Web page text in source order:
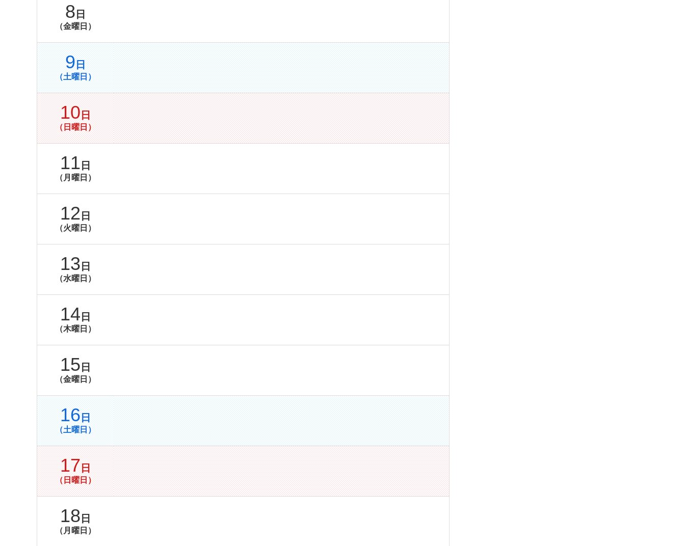
8 日
（金曜日）
9 日
（土曜日）
10 日
（日曜日）
11 日
（月曜日）
12 日
（火曜日）
13 日
（水曜日）
14 日
（木曜日）
15 日
（金曜日）
16 日
（土曜日）
17 日
（日曜日）
18 日
（月曜日）